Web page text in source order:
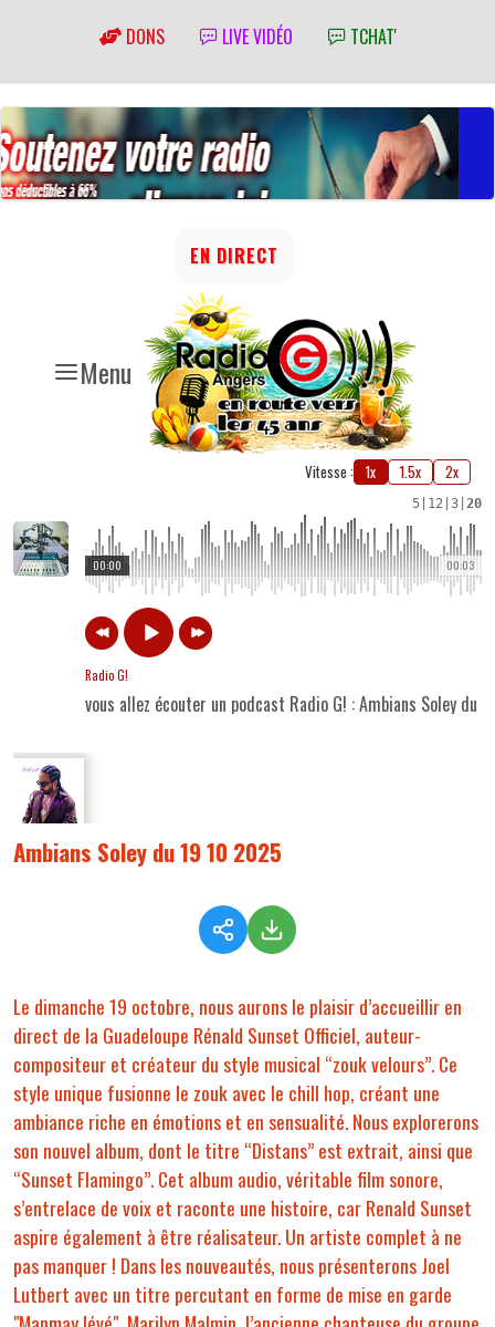
DONS LIVE VIDÉO TCHAT'
Menu
EN DIRECT
Vitesse : 1x 1.5x 2x
5 12 3 20
00:03
00:00
Radio G!
vous allez écouter un podcast Radio G! : Ambians Soley du
Ambians Soley du 19 10 2025
Le dimanche 19 octobre, nous aurons le plaisir d’accueillir en
direct de la Guadeloupe Rénald Sunset Officiel, auteur-
compositeur et créateur du style musical “zouk velours”. Ce
style unique fusionne le zouk avec le chill hop, créant une
ambiance riche en émotions et en sensualité. Nous explorerons
son nouvel album, dont le titre “Distans” est extrait, ainsi que
“Sunset Flamingo”. Cet album audio, véritable film sonore,
s’entrelace de voix et raconte une histoire, car Renald Sunset
aspire également à être réalisateur. Un artiste complet à ne
pas manquer ! Dans les nouveautés, nous présenterons Joel
Lutbert avec un titre percutant en forme de mise en garde